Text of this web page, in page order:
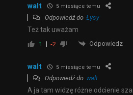
walt 5 miesiące temu
Odpowiedź do Łysy
Też tak uważam
1 -2 Odpowiedz
walt 5 miesiące temu
Odpowiedź do walt
A ja tam widzę różne odcienie